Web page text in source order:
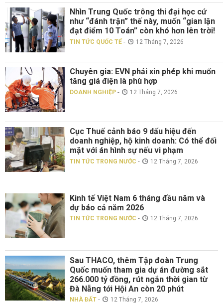
Nhìn Trung Quốc trông thi đại học cứ
như “đánh trận” thế này, muốn “gian lận
đạt điểm 10 Toán” còn khó hơn lên trời!
TIN TỨC QUỐC TẾ - 12 Tháng 7, 2026
Chuyên gia: EVN phải xin phép khi muốn
tăng giá điện là phù hợp
DOANH NGHIỆP - 12 Tháng 7, 2026
Cục Thuế cảnh báo 9 dấu hiệu đến
doanh nghiệp, hộ kinh doanh: Có thể đối
mặt với án hình sự nếu vi phạm
TIN TỨC TRONG NƯỚC - 12 Tháng 7, 2026
Kinh tế Việt Nam 6 tháng đầu năm và
dự báo cả năm 2026
TIN TỨC TRONG NƯỚC - 12 Tháng 7, 2026
Sau THACO, thêm Tập đoàn Trung
Quốc muốn tham gia dự án đường sắt
266.000 tỷ đồng, rút ngắn thời gian từ
Đà Nẵng tới Hội An còn 20 phút
NHÀ ĐẤT - 12 Tháng 7, 2026